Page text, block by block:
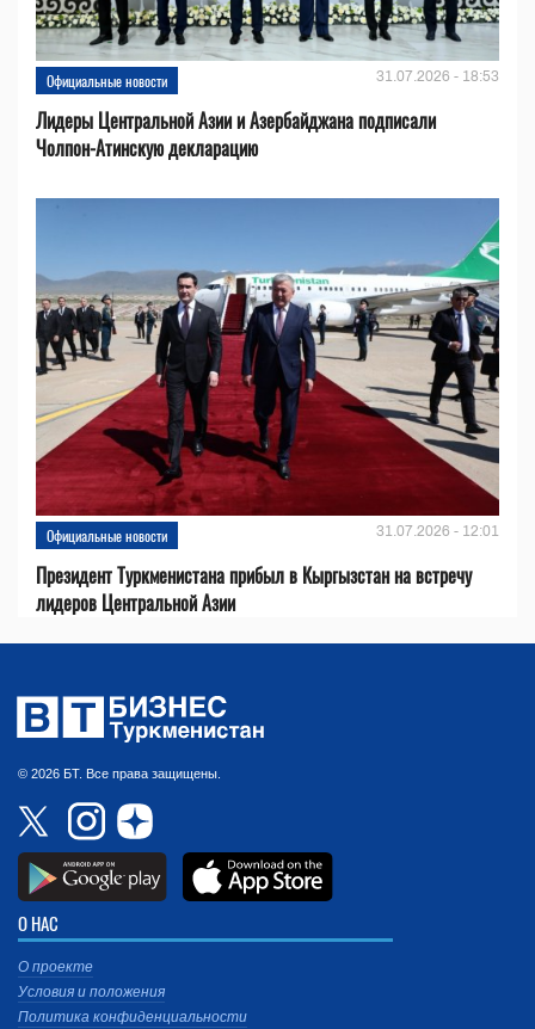
Официальные новости 31.07.2026 - 18:53
Лидеры Центральной Азии и Азербайджана подписали
Чолпон-Атинскую декларацию
Официальные новости 31.07.2026 - 12:01
Президент Туркменистана прибыл в Кыргызстан на встречу
лидеров Центральной Азии
© 2026 БТ. Все права защищены.
О НАС
О проекте
Условия и положения
Политика конфиденциальности